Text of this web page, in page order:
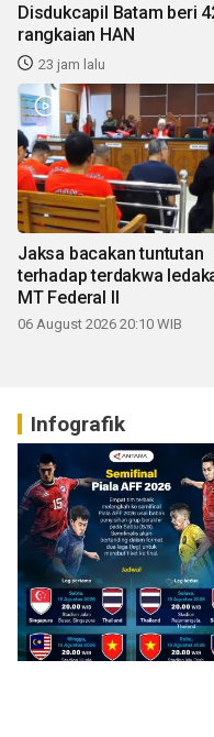
Disdukcapil Batam beri
rangkaian HAN
23 jam lalu
Jaksa bacakan tuntutan
terhadap terdakwa
MT Federal II
06 August 2026 20:10 WIB
Infografik